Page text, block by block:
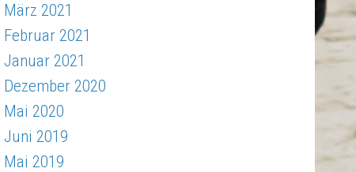
März 2021
Februar 2021
Januar 2021
Dezember 2020
Mai 2020
Juni 2019
Mai 2019